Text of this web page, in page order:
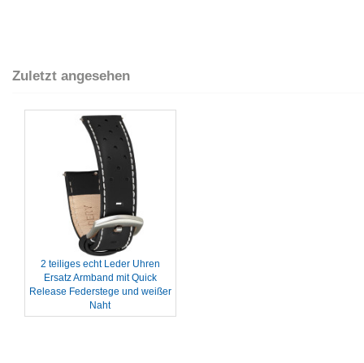
Zuletzt angesehen
2 teiliges echt Leder Uhren
Ersatz Armband mit Quick
Release Federstege und weißer
Naht